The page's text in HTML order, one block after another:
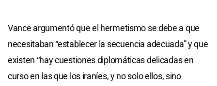
Vance argumentó que el hermetismo se debe a que
necesitaban “establecer la secuencia adecuada” y que
existen “hay cuestiones diplomáticas delicadas en
curso en las que los iraníes, y no solo ellos, sino